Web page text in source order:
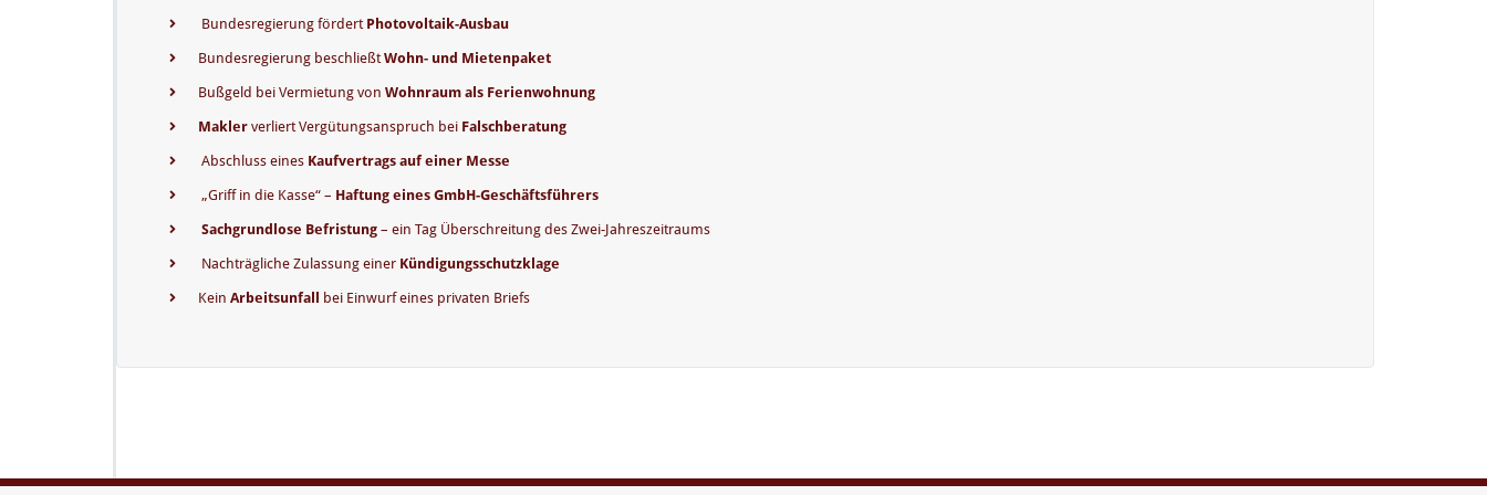
Bundesregierung fördert Photovoltaik-Ausbau
Bundesregierung beschließtWohn- und Mietenpaket
Bußgeld bei Vermietung von Wohnraum als Ferienwohnung
Makler verliert Vergütungsanspruch bei Falschberatung
Abschluss eines Kaufvertrags auf einer Messe
„Griff in die Kasse“ – Haftung eines GmbH-Geschäftsführers
Sachgrundlose Befristung – ein Tag Überschreitung des Zwei-Jahreszeitraums
Nachträgliche Zulassung einer Kündigungsschutzklage
Kein Arbeitsunfall bei Einwurf eines privaten Briefs